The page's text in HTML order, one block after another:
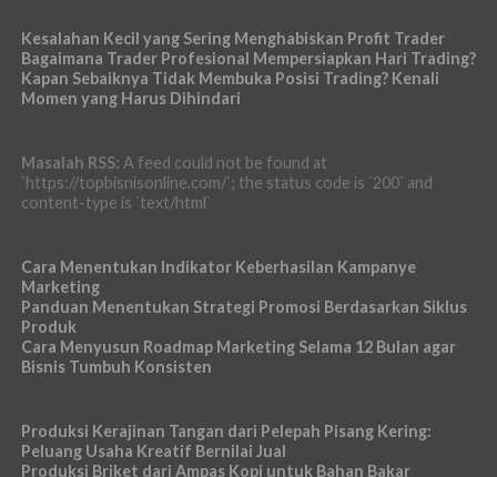
Kesalahan Kecil yang Sering Menghabiskan Profit Trader
Bagaimana Trader Profesional Mempersiapkan Hari Trading?
Kapan Sebaiknya Tidak Membuka Posisi Trading? Kenali
Momen yang Harus Dihindari
Masalah RSS: A feed could not be found at
`https://topbisnisonline.com/`; the status code is `200` and
content-type is `text/html`
Cara Menentukan Indikator Keberhasilan Kampanye
Marketing
Panduan Menentukan Strategi Promosi Berdasarkan Siklus
Produk
Cara Menyusun Roadmap Marketing Selama 12 Bulan agar
Bisnis Tumbuh Konsisten
Produksi Kerajinan Tangan dari Pelepah Pisang Kering:
Peluang Usaha Kreatif Bernilai Jual
Produksi Briket dari Ampas Kopi untuk Bahan Bakar